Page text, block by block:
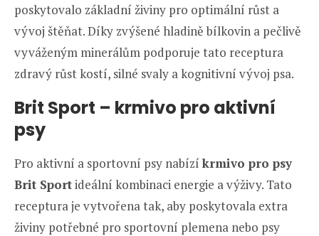
poskytovalo základní živiny pro optimální růst a
vývoj štěňat. Díky zvýšené hladině bílkovin a pečlivě
vyváženým minerálům podporuje tato receptura
zdravý růst kostí, silné svaly a kognitivní vývoj psa.
Brit Sport – krmivo pro aktivní
psy
Pro aktivní a sportovní psy nabízí krmivo pro psy
Brit Sportideální kombinaci energie a výživy. Tato
receptura je vytvořena tak, aby poskytovala extra
živiny potřebné pro sportovní plemena nebo psy